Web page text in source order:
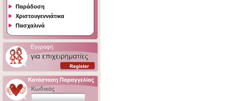
Παράδοση
Χριστουγεννιάτικα
Πασχαλινά